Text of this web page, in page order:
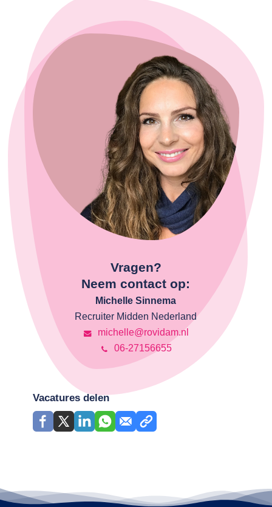
Vragen?
Neem contact op:
Michelle Sinnema
Recruiter Midden Nederland
michelle@rovidam.nl
06-27156655
Vacatures delen